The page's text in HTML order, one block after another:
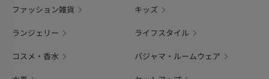
ファッション雑貨 キッズ
ランジェリー ライフスタイル
コスメ・香水 パジャマ・ルームウェア